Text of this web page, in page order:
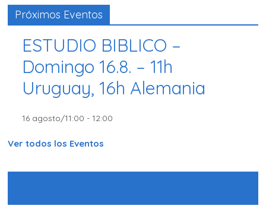
Próximos Eventos
ESTUDIO BIBLICO –
Domingo 16.8. – 11h
Uruguay, 16h Alemania
16 agosto/11:00 -12:00
Ver todos los Eventos